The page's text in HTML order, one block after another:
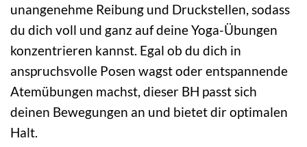
unangenehme Reibung und Druckstellen, sodass
du dich voll und ganz auf deine Yoga-Übungen
konzentrieren kannst. Egal ob du dich in
anspruchsvolle Posen wagst oder entspannende
Atemübungen machst, dieser BH passt sich
deinen Bewegungen an und bietet dir optimalen
Halt.